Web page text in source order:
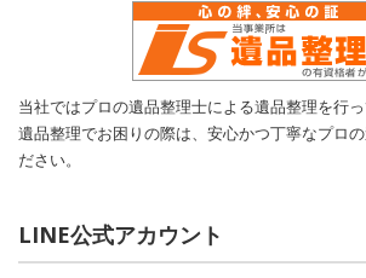
当社ではプロの遺品整理士による遺品整理を行っ
遺品整理でお困りの際は、安心かつ丁寧なプロ
ださい。
LINE公式アカウント